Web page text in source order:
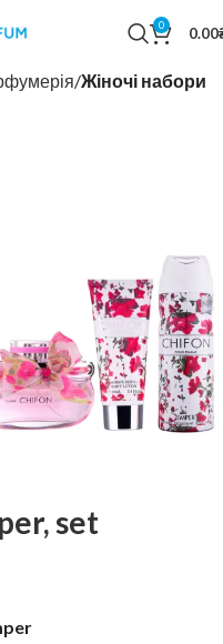
0 0.00
Жіночі набори
set